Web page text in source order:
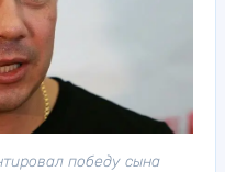
победу сына